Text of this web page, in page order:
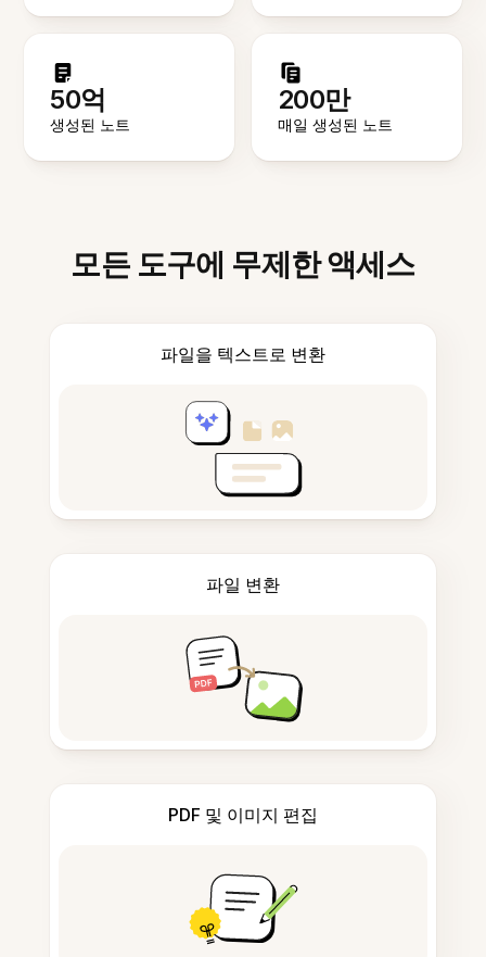
50억
생성된 노트
200만
매일 생성된 노트
모든 도구에 무제한 액세스
파일을 텍스트로 변환
파일 변환
PDF 및 이미지 편집